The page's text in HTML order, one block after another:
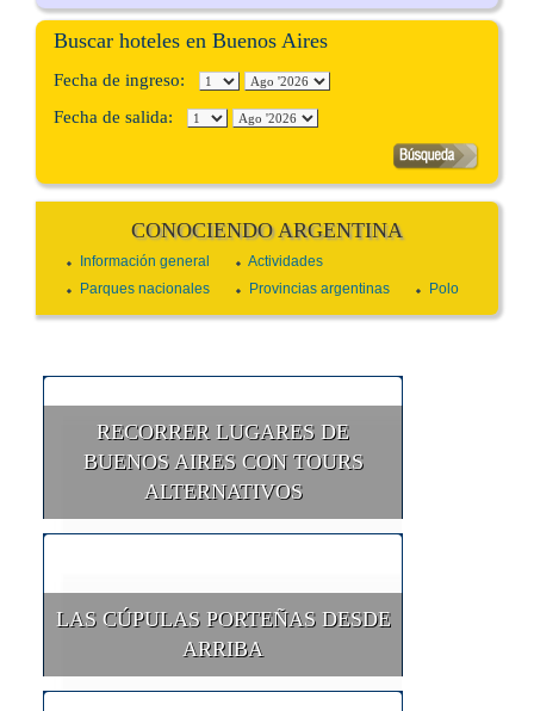
Buscar hoteles en Buenos Aires
Fecha de ingreso:
Fecha de salida:
CONOCIENDO ARGENTINA
Información general
Actividades
Parques nacionales
Provincias argentinas Polo
RECORRER LUGARES DE
BUENOS AIRES CON TOURS
ALTERNATIVOS
LAS CÚPULAS PORTEÑAS DESDE
ARRIBA